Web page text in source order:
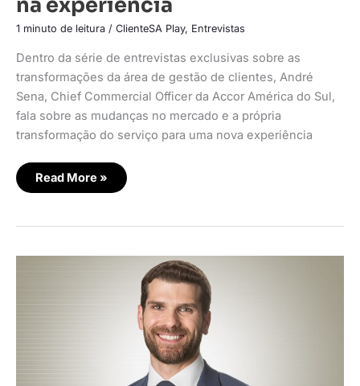
1 minuto de leitura / ClienteSA Play, Entrevistas
Dentro da série de entrevistas exclusivas sobre as
transformações da área de gestão de clientes, André
Sena, Chief Commercial Officer da Accor América do Sul,
fala sobre as mudanças no mercado e a própria
transformação do serviço para uma nova experiência
Read More »